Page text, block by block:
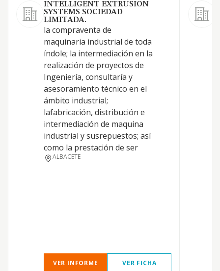
INTELLIGENT EXTRUSION
SYSTEMS SOCIEDAD
LIMITADA.
la compraventa de
maquinaria industrial de toda
índole; la intermediación en la
realización de proyectos de
Ingeniería, consultaría y
asesoramiento técnico en el
ámbito industrial;
lafabricación, distribución e
intermediación de maquina
industrial y susrepuestos; así
como la prestación de ser
ALBACETE
VER INFORME VER FICHA